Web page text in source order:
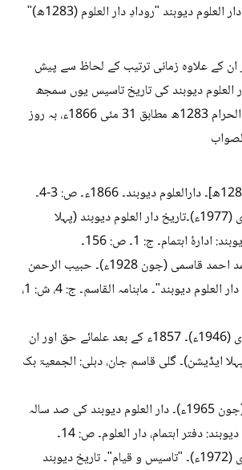
کا دن ہونا پہلی رودادِ دار العلوم دیوبند "رودادِ دار العلوم (1283ھ)"
ان کے علاوہ زمانی ترتیب کے لحاظ سے پیش
العلوم دیوبند کی تاریخ تاسیس یوں سمجھ
میں آتی ہے: 15 محرم الحرام 1283ھ مطابق 31 مئی 1866ء، بہ روز
[2] سید محبوب رضوی (1977ء)۔تاریخ دار العلوم دیوبند (پہلا
اہتمام۔ ج: 1۔ ص: 156۔
[3] محمد طاہر بن محمد احمد قاسمی (جون 1928ء)۔ حبیب الرحمن
عثمانی (مدیر)۔ "تاریخ دار العلوم دیوبند"۔ ماہنامہ القاسم۔ ج: 4، ش: 1،
[4] محمد میاں دیوبندی (1946ء)۔ 1857ء کے بعد علمائے حق اور ان
ایڈیشن)۔ گلی قاسم جان، دہلی: الجمعیۃ بک
[5] قاری محمد طیب (جون 1965ء)۔ دار العلوم دیوبند کی صد سالہ
دفتر اہتمام، دار العلوم۔ ص: 14۔
[6] سید محبوب رضوی (1972ء)۔ "تاسیس و قیام"۔ تاریخ دیوبند